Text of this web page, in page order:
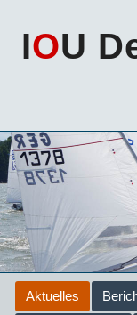
IOU
Aktuelles